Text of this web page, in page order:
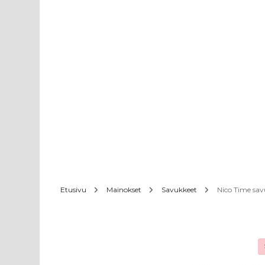
Etusivu Mainokset Savukkeet Nico Time